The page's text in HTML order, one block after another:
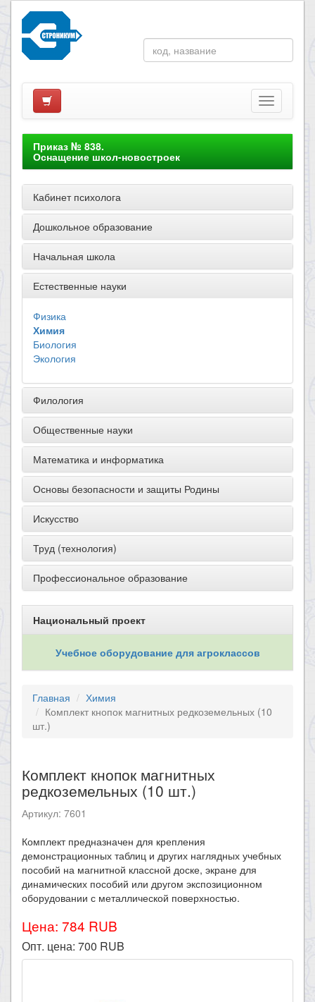
Приказ № 838.
Оснащение школ-новостроек
Кабинет психолога
Дошкольное образование
Начальная школа
Естественные науки
Физика
Химия
Биология
Экология
Филология
Общественные науки
Математика и информатика
Основы безопасности и защиты Родины
Искусство
Труд (технология)
Профессиональное образование
Национальный проект
Учебное оборудование для агроклассов
Главная
Химия
Комплект кнопок магнитных редкоземельных (10
шт.)
Комплект кнопок магнитных
редкоземельных (10 шт.)
Артикул: 7601
Комплект предназначен для крепления
демонстрационных таблиц и других наглядных учебных
пособий на магнитной классной доске, экране для
динамических пособий или другом экспозиционном
оборудовании с металлической поверхностью.
Цена: 784 RUB
Опт. цена: 700 RUB